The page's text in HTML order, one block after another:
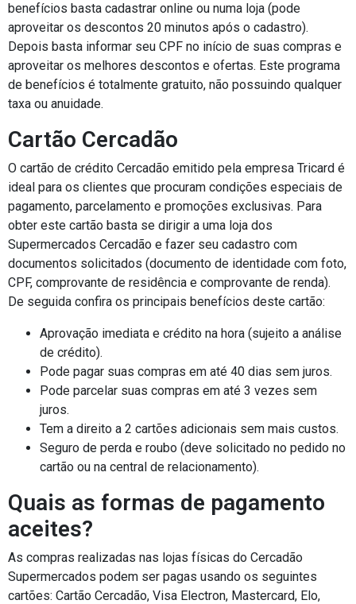
benefícios basta cadastrar online ou numa loja (pode
aproveitar os descontos 20 minutos após o cadastro).
Depois basta informar seu CPF no início de suas compras e
aproveitar os melhores descontos e ofertas. Este programa
de benefícios é totalmente gratuito, não possuindo qualquer
taxa ou anuidade.
Cartão Cercadão
O cartão de crédito Cercadão emitido pela empresa Tricard é
ideal para os clientes que procuram condições especiais de
pagamento, parcelamento e promoções exclusivas. Para
obter este cartão basta se dirigir a uma loja dos
Supermercados Cercadão e fazer seu cadastro com
documentos solicitados (documento de identidade com foto,
CPF, comprovante de residência e comprovante de renda).
De seguida confira os principais benefícios deste cartão:
Aprovação imediata e crédito na hora (sujeito a análise
de crédito).
Pode pagar suas compras em até 40 dias sem juros.
Pode parcelar suas compras em até 3 vezes sem
juros.
Tem a direito a 2 cartões adicionais sem mais custos.
Seguro de perda e roubo (deve solicitado no pedido no
cartão ou na central de relacionamento).
Quais as formas de pagamento
aceites?
As compras realizadas nas lojas físicas do Cercadão
Supermercados podem ser pagas usando os seguintes
cartões: Cartão Cercadão, Visa Electron, Mastercard, Elo,